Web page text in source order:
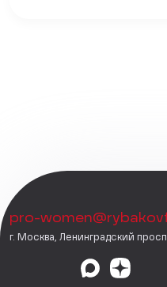
pro-
г. Москва, Ленинградский